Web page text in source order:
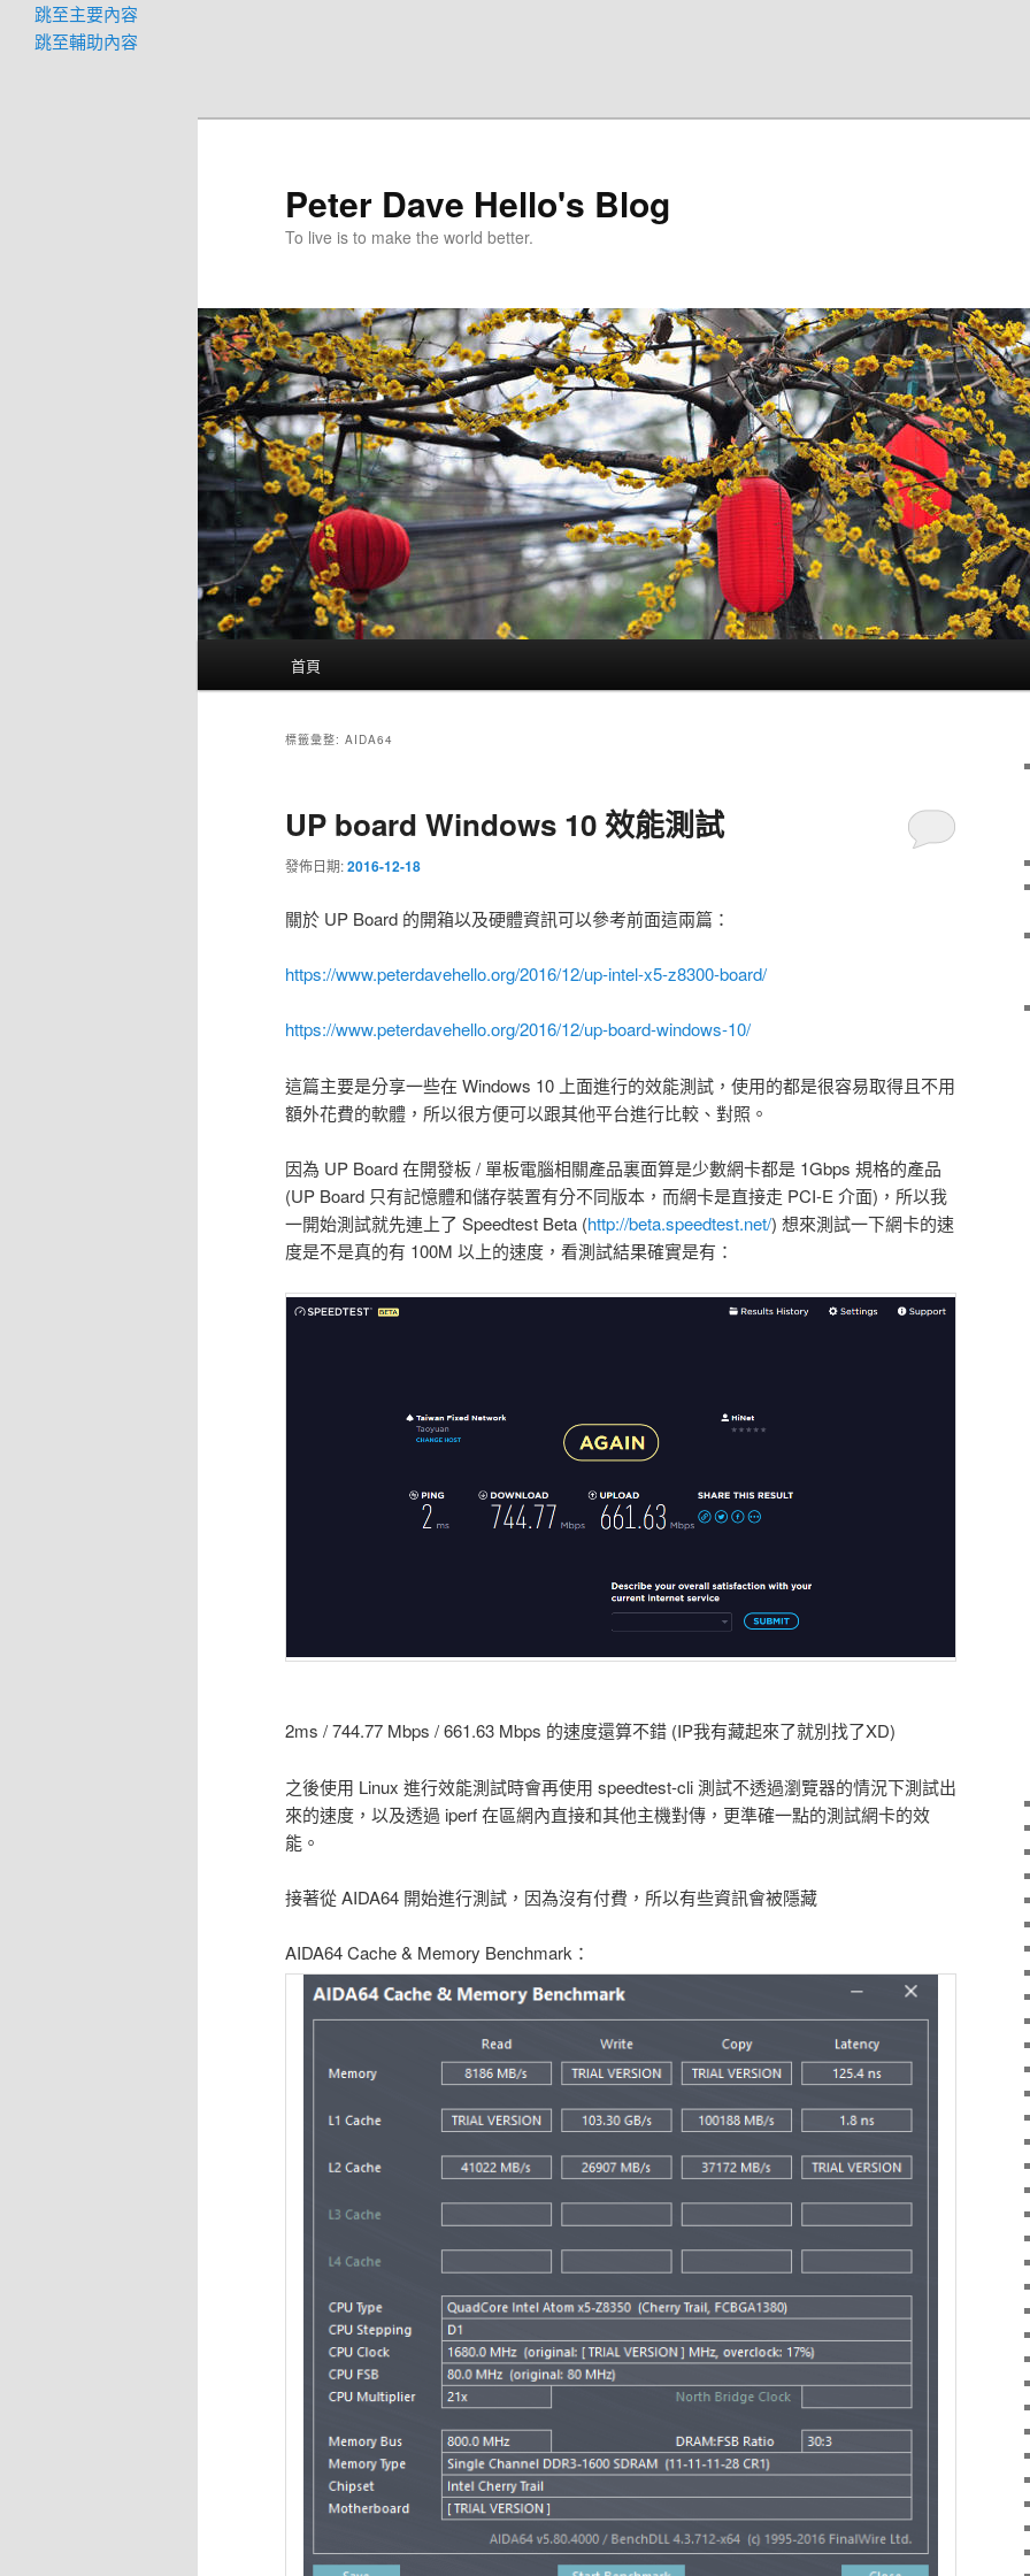
跳至主要內容
跳至輔助內容
Peter Dave Hello's Blog
To live is to make the world better.
首頁
標籤彙整: AIDA64
UP board Windows 10 效能測試
發佈日期:2016-12-18
關於 UP Board 的開箱以及硬體資訊可以參考前面這兩篇：
https://www.peterdavehello.org/2016/12/up-intel-x5-z8300-board/
https://www.peterdavehello.org/2016/12/up-board-windows-10/
這篇主要是分享一些在 Windows 10 上面進行的效能測試，使用的都是很容易取得且不用
額外花費的軟體，所以很方便可以跟其他平台進行比較、對照。
因為 UP Board 在開發板 / 單板電腦相關產品裏面算是少數網卡都是 1Gbps 規格的產品
(UP Board 只有記憶體和儲存裝置有分不同版本，而網卡是直接走 PCI-E 介面)，所以我
一開始測試就先連上了 Speedtest Beta (http://beta.speedtest.net/) 想來測試一下網卡的速
度是不是真的有 100M 以上的速度，看測試結果確實是有：
2ms / 744.77 Mbps / 661.63 Mbps 的速度還算不錯 (IP我有藏起來了就別找了XD)
之後使用 Linux 進行效能測試時會再使用 speedtest-cli 測試不透過瀏覽器的情況下測試出
來的速度，以及透過 iperf 在區網內直接和其他主機對傳，更準確一點的測試網卡的效
能。
接著從 AIDA64 開始進行測試，因為沒有付費，所以有些資訊會被隱藏
AIDA64 Cache & Memory Benchmark：